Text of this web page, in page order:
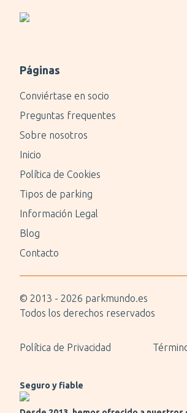
Páginas
Conviértase en socio
Preguntas frequentes
Sobre nosotros
Inicio
Política de Cookies
Tipos de parking
Información Legal
Blog
Contacto
© 2013 - 2026 parkmundo.es
Todos los derechos reservados
Política de Privacidad
Seguro y fiable